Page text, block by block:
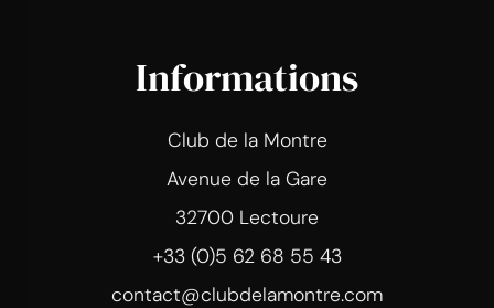
Informations
Club de la Montre
Avenue de la Gare
32700 Lectoure
+33 (0)5 62 68 55 43
contact@clubdelamontre.com